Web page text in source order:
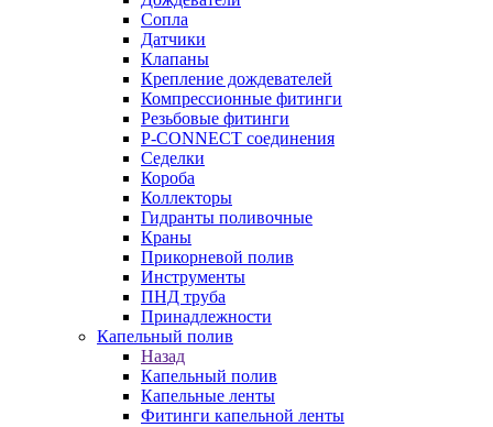
Сопла
Датчики
Клапаны
Крепление дождевателей
Компрессионные фитинги
Резьбовые фитинги
P-CONNECT соединения
Седелки
Короба
Коллекторы
Гидранты поливочные
Краны
Прикорневой полив
Инструменты
ПНД труба
Принадлежности
Капельный полив
Назад
Капельный полив
Капельные ленты
Фитинги капельной ленты